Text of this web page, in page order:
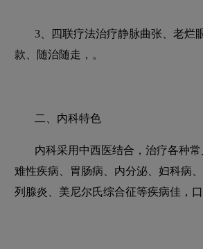
3、四联疗法治疗静脉曲张、老烂
款、随治随走，。
二、内科特色
内科采用中西医结合，治疗各种
难性疾病、胃肠病、内分泌、妇科病
列腺炎、美尼尔氏综合征等疾病佳，口